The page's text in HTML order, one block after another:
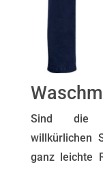
Sind die
willkürlichen
ganz leichte